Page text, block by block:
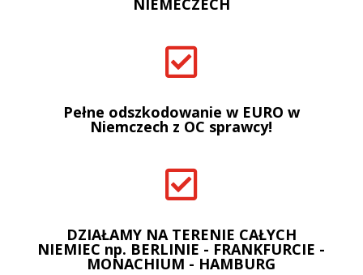
NIEMECZECH

Pełne odszkodowanie w EURO w
Niemczech z OC sprawcy!

DZIAŁAMY NA TERENIE CAŁYCH
NIEMIEC np. BERLINIE - FRANKFURCIE -
MONACHIUM - HAMBURG